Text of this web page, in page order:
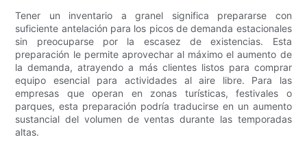
Tener un inventario a granel significa prepararse con
suficiente antelación para los picos de demanda estacionales
sin preocuparse por la escasez de existencias. Esta
preparación le permite aprovechar al máximo el aumento de
la demanda, atrayendo a más clientes listos para comprar
equipo esencial para actividades al aire libre. Para las
empresas que operan en zonas turísticas, festivales o
parques, esta preparación podría traducirse en un aumento
sustancial del volumen de ventas durante las temporadas
altas.